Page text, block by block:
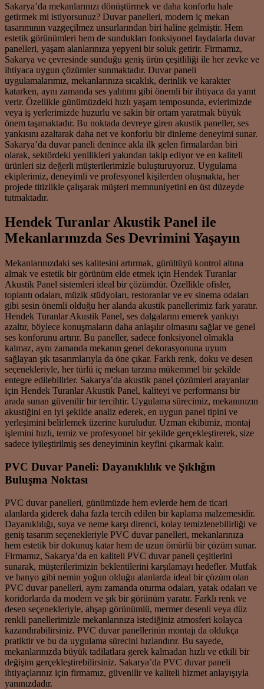
Sakarya’da mekanlarınızı dönüştürmek ve daha konforlu hale
getirmek mi istiyorsunuz? Duvar panelleri, modern iç mekan
tasarımının vazgeçilmez unsurlarından biri haline gelmiştir. Hem
estetik görünümleri hem de sundukları fonksiyonel faydalarla duvar
panelleri, yaşam alanlarınıza yepyeni bir soluk getirir. Firmamız,
Sakarya ve çevresinde sunduğu geniş ürün çeşitliliği ile her zevke ve
ihtiyaca uygun çözümler sunmaktadır. Duvar paneli
uygulamalarımız, mekanlarınıza sıcaklık, derinlik ve karakter
katarken, aynı zamanda ses yalıtımı gibi önemli bir ihtiyaca da yanıt
verir. Özellikle günümüzdeki hızlı yaşam temposunda, evlerimizde
veya iş yerlerimizde huzurlu ve sakin bir ortam yaratmak büyük
önem taşımaktadır. Bu noktada devreye giren akustik paneller, ses
yankısını azaltarak daha net ve konforlu bir dinleme deneyimi sunar.
Sakarya’da duvar paneli denince akla ilk gelen firmalardan biri
olarak, sektördeki yenilikleri yakından takip ediyor ve en kaliteli
ürünleri siz değerli müşterilerimizle buluşturuyoruz. Uygulama
ekiplerimiz, deneyimli ve profesyonel kişilerden oluşmakta, her
projede titizlikle çalışarak müşteri memnuniyetini en üst düzeyde
tutmaktadır.
Hendek Turanlar Akustik Panel ile
Mekanlarınızda Ses Devrimini Yaşayın
Mekanlarınızdaki ses kalitesini artırmak, gürültüyü kontrol altına
almak ve estetik bir görünüm elde etmek için Hendek Turanlar
Akustik Panel sistemleri ideal bir çözümdür. Özellikle ofisler,
toplantı odaları, müzik stüdyoları, restoranlar ve ev sinema odaları
gibi sesin önemli olduğu her alanda akustik panellerimiz fark yaratır.
Hendek Turanlar Akustik Panel, ses dalgalarını emerek yankıyı
azaltır, böylece konuşmaların daha anlaşılır olmasını sağlar ve genel
ses konforunu artırır. Bu paneller, sadece fonksiyonel olmakla
kalmaz, aynı zamanda mekanın genel dekorasyonuna uyum
sağlayan şık tasarımlarıyla da öne çıkar. Farklı renk, doku ve desen
seçenekleriyle, her türlü iç mekan tarzına mükemmel bir şekilde
entegre edilebilirler. Sakarya’da akustik panel çözümleri arayanlar
için Hendek Turanlar Akustik Panel, kaliteyi ve performansı bir
arada sunan güvenilir bir tercihtir. Uygulama sürecimiz, mekanınızın
akustiğini en iyi şekilde analiz ederek, en uygun panel tipini ve
yerleşimini belirlemek üzerine kuruludur. Uzman ekibimiz, montaj
işlemini hızlı, temiz ve profesyonel bir şekilde gerçekleştirerek, size
sadece iyileştirilmiş ses deneyiminin keyfini çıkarmak kalır.
PVC Duvar Paneli: Dayanıklılık ve Şıklığın
Buluşma Noktası
PVC duvar panelleri, günümüzde hem evlerde hem de ticari
alanlarda giderek daha fazla tercih edilen bir kaplama malzemesidir.
Dayanıklılığı, suya ve neme karşı direnci, kolay temizlenebilirliği ve
geniş tasarım seçenekleriyle PVC duvar panelleri, mekanlarınıza
hem estetik bir dokunuş katar hem de uzun ömürlü bir çözüm sunar.
Firmamız, Sakarya’da en kaliteli PVC duvar paneli çeşitlerini
sunarak, müşterilerimizin beklentilerini karşılamayı hedefler. Mutfak
ve banyo gibi nemin yoğun olduğu alanlarda ideal bir çözüm olan
PVC duvar panelleri, aynı zamanda oturma odaları, yatak odaları ve
koridorlarda da modern ve şık bir görünüm yaratır. Farklı renk ve
desen seçenekleriyle, ahşap görünümlü, mermer desenli veya düz
renkli panellerimizle mekanlarınıza istediğiniz atmosferi kolayca
kazandırabilirsiniz. PVC duvar panellerinin montajı da oldukça
pratiktir ve bu da uygulama sürecini hızlandırır. Bu sayede,
mekanlarınızda büyük tadilatlara gerek kalmadan hızlı ve etkili bir
değişim gerçekleştirebilirsiniz. Sakarya’da PVC duvar paneli
ihtiyaçlarınız için firmamız, güvenilir ve kaliteli hizmet anlayışıyla
yanınızdadır.